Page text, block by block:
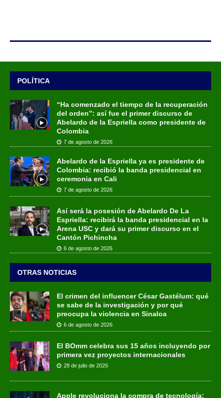
POLÍTICA
“Ha comenzado el tiempo de la recuperación
del orden”: así fue el primer discurso de
Abelardo de la Espriella como presidente de
Colombia
7 de agosto de 2026
Abelardo de la Espriella ya es presidente de
Colombia: recibió la banda presidencial en
ceremonia en Cali
7 de agosto de 2026
Así será la posesión de Abelardo De La
Espriella: recibirá la banda presidencial en la
Arena USC y dará su primer discurso en el
Cantón Pichincha
6 de agosto de 2026
OTRAS NOTICIAS
El crimen del influencer César Gastélum: qué
se sabe de la investigación y por qué
preocupa la violencia en Sinaloa
6 de agosto de 2026
El BOmm celebra sus 15 años incluyendo por
primera vez proyectos internacionales
28 de julio de 2026
Apple revoluciona la compra de tecnología: